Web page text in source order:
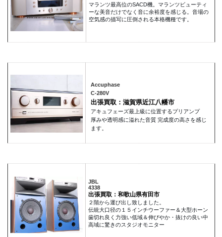
マランツ最高位のSACD機。マランツビューティ
ーな美音だけでなく音に余裕度を感じる。音場の
空気感の描写に圧倒される本格機種です。
Accuphase
C-280V
出張買取：滋賀県近江八幡市
アキュフェーズ最上級に位置するプリアンプ
厚みや透明感に溢れた音質 完成度の高さを感じ
ます。
JBL
4338
出張買取：和歌山県有田市
２階から運び出し致しました。
伝統大口径の１５インチウーファー＆大型ホーン
歯切れ良く力強い低域＆伸びやか・抜けの良い中
高域に驚きのスタジオモニター